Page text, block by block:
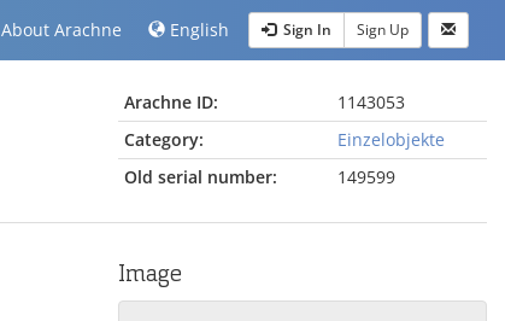
About Arachne English Sign In Sign Up
Arachne ID:
1143053
Category:
Einzelobjekte
Old serial number:
149599
Image